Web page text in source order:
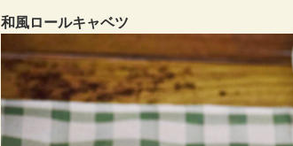
和風ロールキャベツ